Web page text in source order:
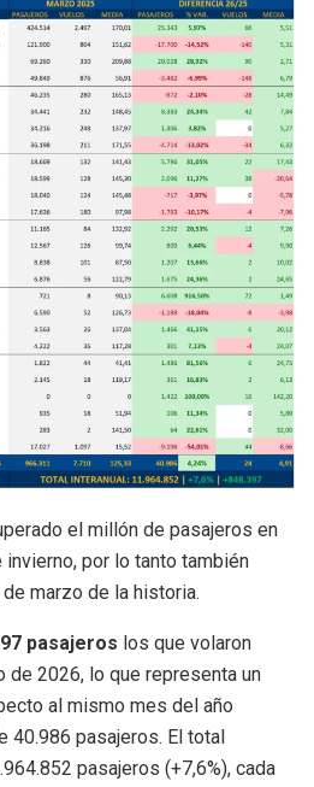
el millón de pasajeros en
por lo tanto también
marzo de la historia.
pasajeros los que volaron
de 2026, lo que representa un
al mismo mes del año
40.986 pasajeros. El total
pasajeros (+7,6%), cada